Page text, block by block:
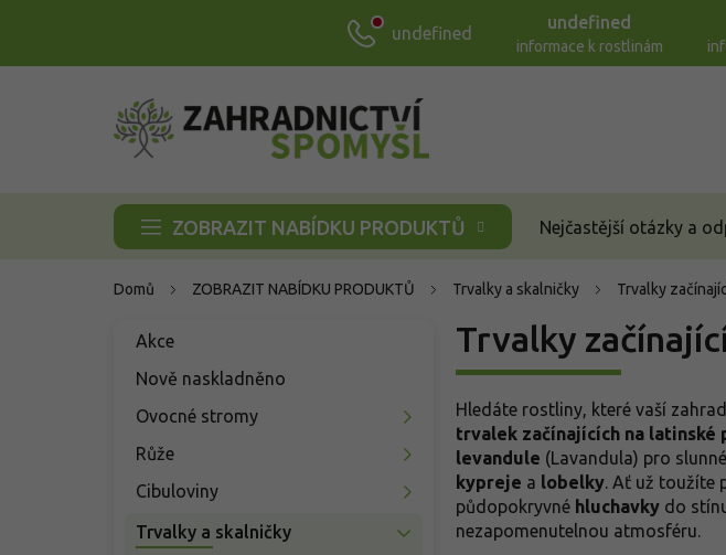
undefined
undefined
informace k rostlinám
ZOBRAZIT NABÍDKU PRODUKTŮ Nejčastější otázky a
Domů ZOBRAZIT NABÍDKU PRODUKTŮ Trvalky a skalničky Trvalky
Přeskočit
Akce
Nově naskladněno
Ovocné stromy
Růže
Cibuloviny
Trvalky a skalničky
Trvalky
Hledáte rostliny, které vaší
trvalek začínajících na latinské
levandule (Lavandula) pro
kypreje a lobelky. Ať už toužíte
půdopokryvné hluchavky do
nezapomenutelnou atmosféru.